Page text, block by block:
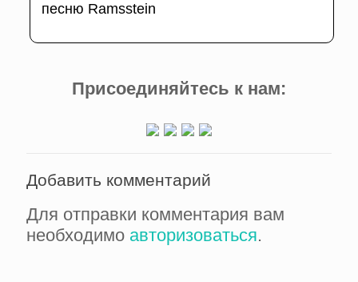
песню Ramsstein
Присоединяйтесь к нам:
Добавить комментарий
Для отправки комментария вам
необходимо авторизоваться.